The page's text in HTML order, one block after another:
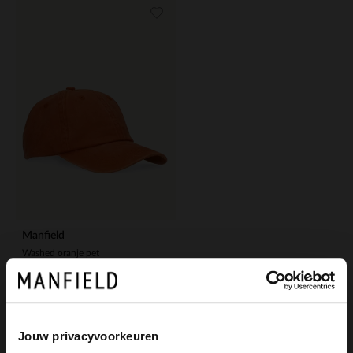
Jouw privacyvoorkeuren
Manfield
Washed oranje pet
19.99